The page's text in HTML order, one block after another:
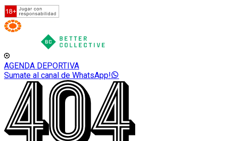
AGENDA DEPORTIVA
Sumate al canal de WhatsApp!